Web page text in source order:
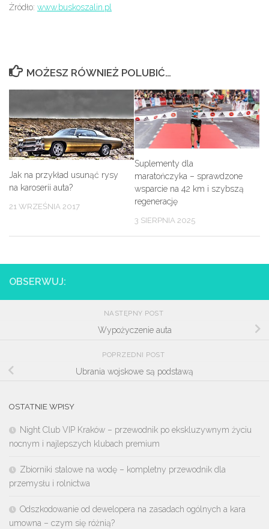
Żródło: www.buskoszalin.pl
MOŻESZ RÓWNIEŻ POLUBIĆ…
Jak na przykład usunąć rysy
na karoserii auta?
21 WRZEŚNIA 2017
Suplementy dla
maratończyka – sprawdzone
wsparcie na 42 km i szybszą
regenerację
3 SIERPNIA 2025
OBSERWUJ:
NASTĘPNY POST
Wypożyczenie auta
POPRZEDNI POST
Ubrania wojskowe są podstawą
OSTATNIE WPISY
Night Club VIP Kraków – przewodnik po ekskluzywnym życiu
nocnym i najlepszych klubach premium
Zbiorniki stalowe na wodę – kompletny przewodnik dla
przemysłu i rolnictwa
Odszkodowanie od dewelopera na zasadach ogólnych a kara
umowna – czym się różnią?